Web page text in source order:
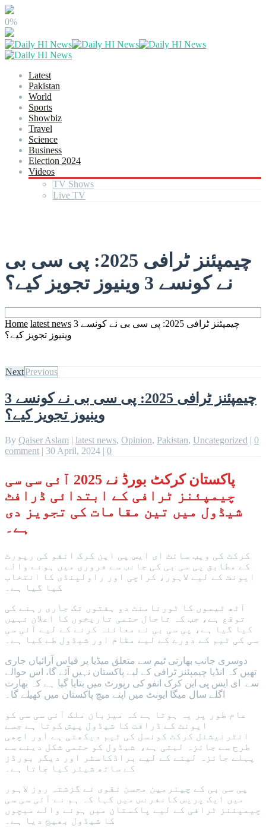
0%
Latest
Pakistan
World
Sports
Showbiz
Travel
Science
Business
Election 2024
Videos
TV Shows
Live TV
چیمپئنز ٹرافی 2025: پی سی بی
نے کونسے 3 وینیوز تجویز کیے؟
Home latest news چیمپئنز ٹرافی 2025: پی سی بی نے کونسے 3
وینیوز تجویز کیے؟
NextPrevious
چیمپئنز ٹرافی 2025: پی سی بی نے کونسے 3
وینیوز تجویز کیے؟
By Qaiser Aslam | latest news, Opinion, Pakistan, Uncategorized | 0
comment | 30 April, 2024 | 0
پاکستان کرکٹ بورڈ نے 2025 آئی سی سی
چیمپئنز ٹرافی کے ابتدائی ڈرافٹ
شیڈول میں تین مقامات کی تجویز دی
ہے۔
کرکٹ کی ویب سائٹ ای ایس پی این کرک انفو کی رپورٹ
کے مطابق پی سی بی کی جانب سے فروری میں ہونے والے
ایونٹ کے لیے لاہور، کراچی اور راولپنڈی کا انتخاب
کیا گیا ہے۔
آٹھ ٹیموں کا ٹورنامنٹ دو ہفتوں تک جاری رہنے کی
توقع ہے، جب کہ تاحال حتمی تاریخوں کا اعلان نہیں
کیا گیا ہے، پی سی بی نے معائنہ کرنے کے لیے آئی سی
سی کی ٹیم کے دورے کے لیے مقام اور شیڈول طے کیا ہے۔
دوسری جانب بھارتی ٹیم سے متعلق میڈیا پر قیاس آرائیاں جاری
تھیں کہ انڈیا چیمپئنز ٹرافی کے لیے پاکستان نہیں آئے گا، اس حوالے
سے ای ایس پی این کرک انفو کی رپورٹ میں بتایا گیا ہے کہ بھارت
اگلے سال میگا ایونٹ میں اپنے میچ پاکستان میں کھیلے گا۔
عام طور پر یہ ہوتا ہے کہ میزبان ملک آئی سی سی کو
ایونٹ کے ڈرافت کا شیڈول پیش کوتا ہے جسے
انٹرنیشنل کرکٹ کونسل کی ٹیم دیکھتی ہے اور اچھی
طرح سے جائزہ لیتی ہے، شیڈول کو حتمی شکل دینے سے
پہلے جائزہ لینے کے لیے براڈکاسٹر اور دیگر بورڈز
کے ساتھ شیئر کیا جاتا ہے۔
پی سی بی کے چیئرمین محسن نقوی نے گزشتہ روز لاہور
میں ایک پریس کانفرنس میں کہا کہ ہم نے آئی سی سی
چیمپئنز ٹرافی کے لیے پاکستان میں ہونے والے میچوں
کا شیڈول بھیج دیا ہے۔